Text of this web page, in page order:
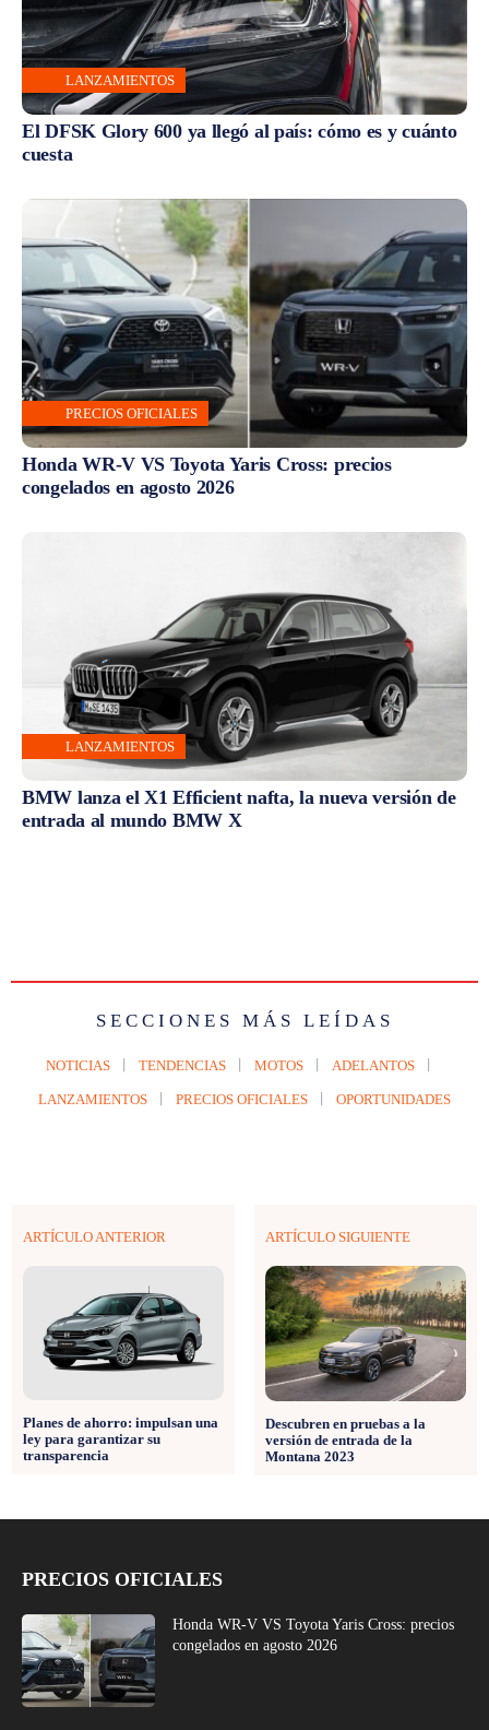
LANZAMIENTOS
El DFSK Glory 600 ya llegó al país: cómo es y cuánto
cuesta
PRECIOS OFICIALES
Honda WR-V VS Toyota Yaris Cross: precios
congelados en agosto 2026
LANZAMIENTOS
BMW lanza el X1 Efficient nafta, la nueva versión de
entrada al mundo BMW X
SECCIONES MÁS LEÍDAS
NOTICIAS TENDENCIAS MOTOS ADELANTOS
LANZAMIENTOS PRECIOS OFICIALES OPORTUNIDADES
ARTÍCULO ANTERIOR
Planes de ahorro: impulsan una
ley para garantizar su
transparencia
ARTÍCULO SIGUIENTE
Descubren en pruebas a la
versión de entrada de la
Montana 2023
PRECIOS OFICIALES
Honda WR-V VS Toyota Yaris Cross: precios
congelados en agosto 2026